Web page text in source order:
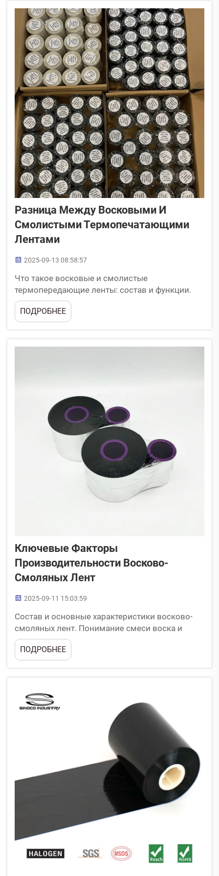
вязкость и адгезию чернил...
Разница Между Восковыми И
Смолистыми Термопечатающими
Лентами
2025-09-13 08:58:57
Что такое восковые и смолистые
термопередающие ленты: состав и функции.
Что такое термопередающая лента и как она
работает? Термопередающие ленты служат
малоизвестными, но важными расходными
долговечных отпечатков...
ПОДРОБНЕЕ
Ключевые Факторы
Производительности Восково-
Смоляных Лент
2025-09-11 15:03:59
Состав и основные характеристики восково-
смоляных лент. Понимание смеси воска и
смолы: баланс качества печати и
долговечности. Восково-смоляные ленты
смешивают синтетические воски с
ПОДРОБНЕЕ